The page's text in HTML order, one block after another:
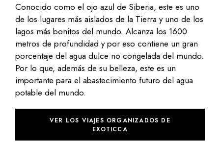
Conocido como el ojo azul de Siberia, este es uno
de los lugares más aislados de la Tierra y uno de los
lagos más bonitos del mundo. Alcanza los 1600
metros de profundidad y por eso contiene un gran
porcentaje del agua dulce no congelada del mundo.
Por lo que, además de su belleza, este es un
importante para el abastecimiento futuro del agua
potable del mundo.
VER LOS VIAJES ORGANIZADOS DE
EXOTICCA